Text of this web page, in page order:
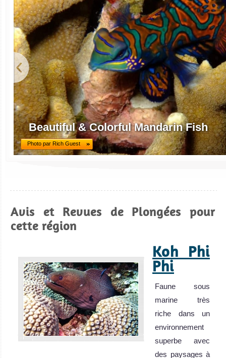
Beautiful & Colorful Mandarin Fish
Photo par Rich Guest
Avis et Revues de Plongées pour
cette région
Koh Phi
Phi
Faune sous
marine très
riche dans un
environnement
superbe avec
des paysages à